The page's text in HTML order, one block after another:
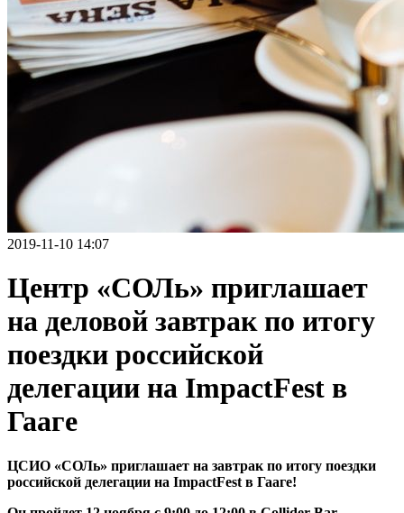
2019-11-10 14:07
Центр «СОЛь» приглашает
на деловой завтрак по итогу
поездки российской
делегации на ImpactFest в
Гааге
ЦСИО «СОЛь» приглашает на завтрак по итогу поездки
российской делегации на ImpactFest в Гааге!